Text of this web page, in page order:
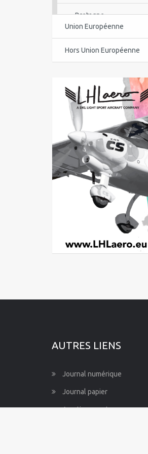
Bretagne
Centre-Val de Loire
Corse
Guadeloupe
Guyane
Île-de-France
La Réunion
Languedoc-
Pyrénées
Mayotte
Union Européenne
Hors Union Européenne
AUTRES LIENS
Journal numérique
Journal papier
Avertissements